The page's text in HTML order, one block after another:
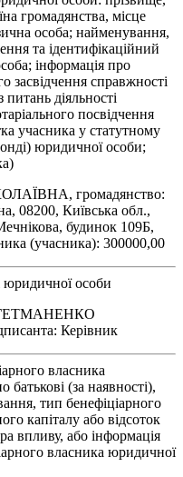
громадянства, місце
особа; найменування,
та ідентифікаційний
інформація про
засвідчення справжності
діяльності
посвідчення
учасника у статутному
юридичної особи;
громадянство:
08200, Київська обл.,
будинок 109Б,
(учасника): 300000,00
юридичної особи
ГЕТМАНЕНКО
Керівник
власника
(за наявності),
тип бенефіціарного
капіталу або відсоток
впливу, або інформація
власника юридичної